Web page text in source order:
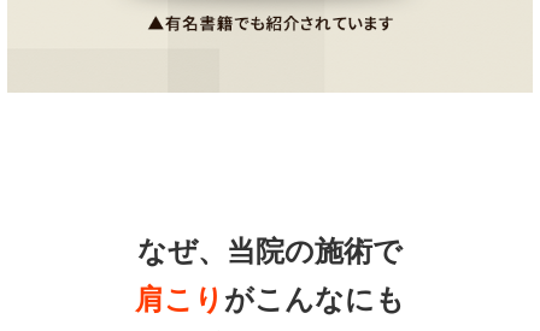
なぜ、当院の施術で
肩こり がこんなにも